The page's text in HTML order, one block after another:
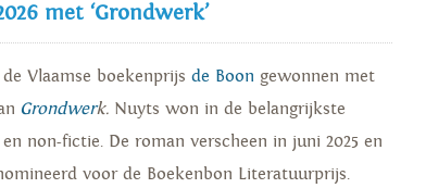
met ‘Grondwerk’
Vlaamse boekenprijs de Boon gewonnen met
Grondwerk. Nuyts won in de belangrijkste
non-fictie. De roman verscheen in juni 2025 en
voor de Boekenbon Literatuurprijs.